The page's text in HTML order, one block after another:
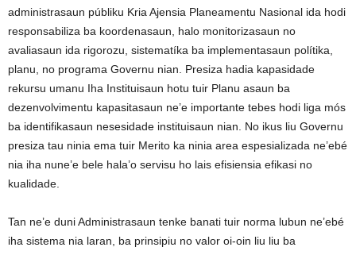
administrasaun públiku Kria Ajensia Planeamentu Nasional ida hodi
responsabiliza ba koordenasaun, halo monitorizasaun no
avaliasaun ida rigorozu, sistematíka ba implementasaun polítika,
planu, no programa Governu nian. Presiza hadia kapasidade
rekursu umanu Iha Instituisaun hotu tuir Planu asaun ba
dezenvolvimentu kapasitasaun ne’e importante tebes hodi liga mós
ba identifikasaun nesesidade instituisaun nian. No ikus liu Governu
presiza tau ninia ema tuir Merito ka ninia area espesializada ne’ebé
nia iha nune’e bele hala’o servisu ho lais efisiensia efikasi no
kualidade.
Tan ne’e duni Administrasaun tenke banati tuir norma lubun ne’ebé
iha sistema nia laran, ba prinsipiu no valor oi-oin liu liu ba